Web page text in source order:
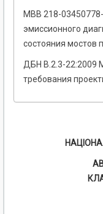
МВВ 218-
эмиссионного
состояния мостов
ДБН В.2.3-22:2009
требования